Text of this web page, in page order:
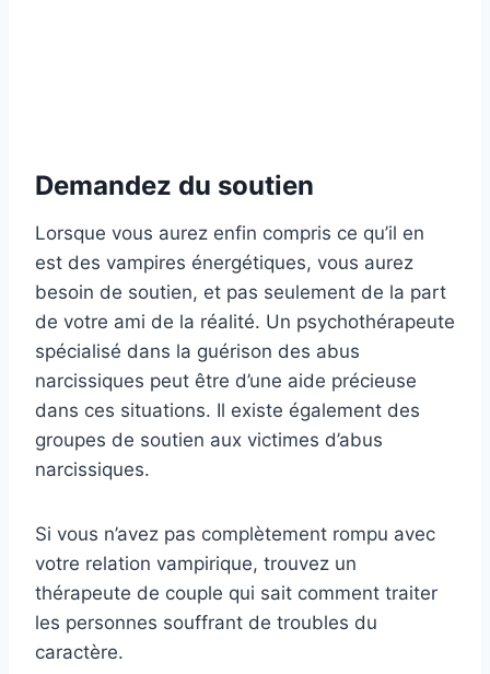
Demandez du soutien
Lorsque vous aurez enfin compris ce qu’il en
est des vampires énergétiques, vous aurez
besoin de soutien, et pas seulement de la part
de votre ami de la réalité. Un psychothérapeute
spécialisé dans la guérison des abus
narcissiques peut être d’une aide précieuse
dans ces situations. Il existe également des
groupes de soutien aux victimes d’abus
narcissiques.
Si vous n’avez pas complètement rompu avec
votre relation vampirique, trouvez un
thérapeute de couple qui sait comment traiter
les personnes souffrant de troubles du
caractère.